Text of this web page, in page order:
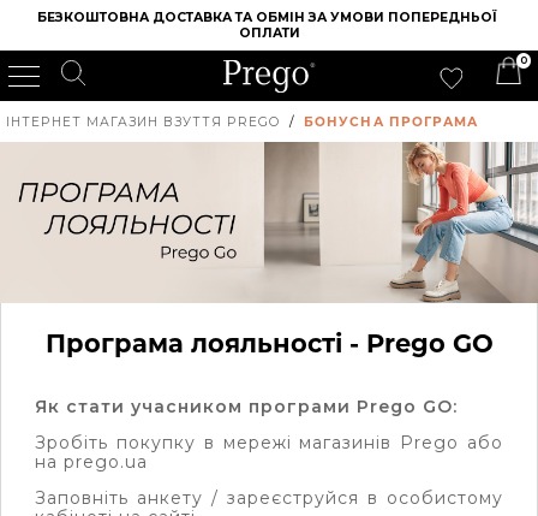
БЕЗКОШТОВНА ДОСТАВКА ТА ОБМІН ЗА УМОВИ ПОПЕРЕДНЬОЇ
ОПЛАТИ
0
ІНТЕРНЕТ МАГАЗИН ВЗУТТЯ PREGO / БОНУСНА ПРОГРАМА
Програма лояльності - Prego GO
Як стати учасником програми Prego GO:
Зробіть покупку в мережі магазинів Prego або
на prego.ua
Заповніть анкету / зареєструйся в особистому